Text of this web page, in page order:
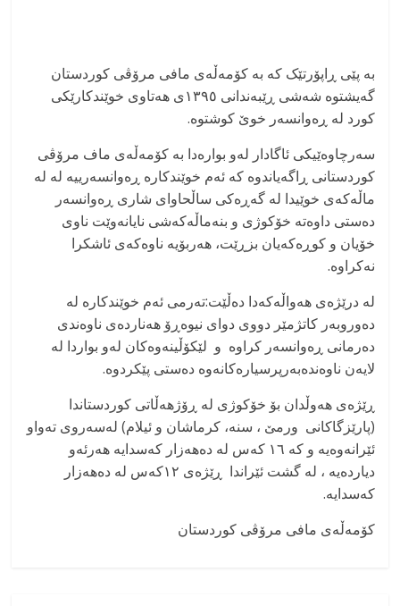
بە پێی ڕاپۆرتێک کە بە کۆمەڵەی مافی مرۆڤی کوردستان
گەیشتوە شەشی ڕێبەندانی ۱۳۹٥ی هەتاوی خوێندکارێکی
کورد لە ڕەوانسەر خوێ کوشتوە.
سەرچاوەێیکی ئاگادار لەو بوارەدا بە کۆمەڵەی ماف مرۆڤی
کوردستانی ڕاگەیاندوە کە ئەم خوێندکارە ڕەوانسەرییە لە لە
ماڵەکەی خوێیدا لە گەڕەکی ساڵحاوای شاری ڕەوانسەر
دەستی داوەتە خۆکوژی و بنەماڵەکەشی نایانەوێت ناوی
خۆیان و کوڕەکەیان بزڕێت، هەربۆیە ناوەکەی ئاشکرا
نەکراوە.
لە درێژەی هەواڵەکەدا دەڵێت:تەرمی ئەم خوێندکارە لە
دەوروبەر کاتژمێر دووی دوای نیوەڕۆ هەناردەی ناوەندی
دەرمانی ڕەوانسەر کراوە و لێکۆڵینەوەکان لەو بواردا لە
لایەن ناوەندەبەرپرسیارەکانەوە دەستی پێکردوە.
ڕێژەی هەوڵدان بۆ خۆکوژی لە ڕۆژهەڵاتی کوردستاندا
(پارێزگاکانی ورمێ ، سنە، کرماشان و ئیلام) لەسەروی تەواو
ئێرانەوەیە و کە ۱٦ کەس لە دەهەزار کەسدایە هەرئەو
دیاردەیە ، لە گشت ئێراندا ڕێژەی ۱۲کەس لە دەهەزار
کەسدایە.
کۆمەڵەی مافی مرۆڤی کوردستان